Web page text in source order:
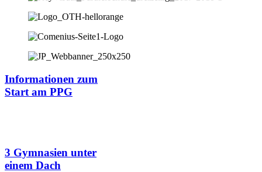
Informationen zum
Start am PPG
3 Gymnasien unter
einem Dach